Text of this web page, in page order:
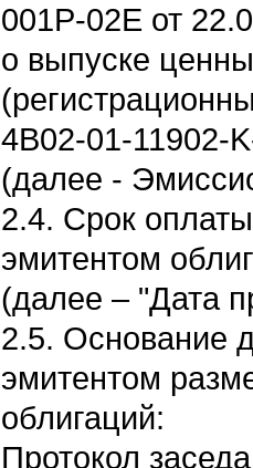
001P-02E от
о выпуске
4B02-01-11902-
(далее -
2.4. Срок
эмитентом
(далее – "Дата
2.5. Основание
эмитентом
облигаций:
Протокол